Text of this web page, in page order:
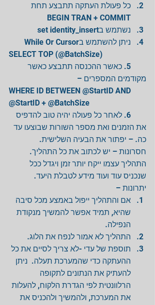
כל פעולת העתקה תתבצע תחת
BEGIN TRAN + COMMIT
נשתמש בset identity_insert
ניתן להשתמש בWhile Or Cursor
SELECT TOP (@BatchSize)
        5. כאשר ההכנסה תתבצע כאשר
מקודמים המספרים –
WHERE ID BETWEEN @StartID AND
@StartID + @BatchSize
        6. לאחר כל פעולה יהיה טוב להדפיס
את הזמנים ואת מספר השורות שבוצעו עד
כה. – יפתור את הבעיה השלישית.
חסרונות – יש לכתוב את כל התהליך.
התהליך עצמו ייקח יותר זמן ויגדל ככל
שנכניס עוד ועוד מידע לטבלת היעד.
יתרונות –
אם והתהליך ייפול באמצע מכל סיבה
שהיא, תמיד אפשר להמשיך מנקודת
הנפילה.
התהליך לא אמור לנפח את הלוג.
תוספת של עדי -לא צריך לסיים את כל
ההעתקה כדי שהמערכת תעלה.  ניתן
להעתיק את הנתונים לתקופה
הרלוונטית לפי הגדרת הלקוח, להעלות
את המערכת, ולהמשיך ולהכניס את